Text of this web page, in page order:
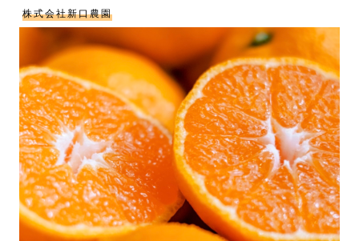
株式会社新口農園